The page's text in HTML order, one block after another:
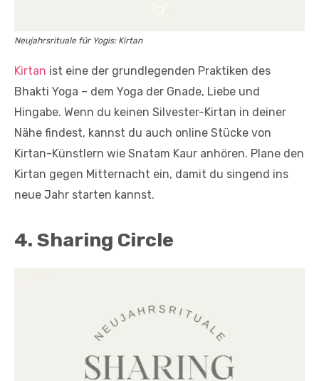
Neujahrsrituale für Yogis: Kirtan
Kirtan ist eine der grundlegenden Praktiken des
Bhakti Yoga – dem Yoga der Gnade, Liebe und
Hingabe. Wenn du keinen Silvester-Kirtan in deiner
Nähe findest, kannst du auch online Stücke von
Kirtan-Künstlern wie Snatam Kaur anhören. Plane den
Kirtan gegen Mitternacht ein, damit du singend ins
neue Jahr starten kannst.
4. Sharing Circle